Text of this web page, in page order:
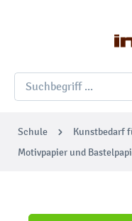
Schule
Kunstbedarf
Motivpapier und